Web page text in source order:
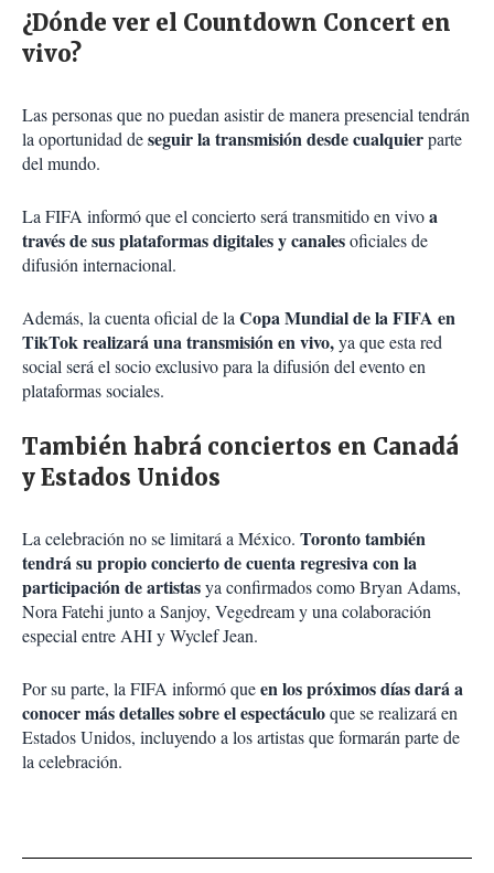
¿Dónde ver el Countdown Concert en
vivo?
Las personas que no puedan asistir de manera presencial tendrán
la oportunidad deseguir la transmisión desde cualquierparte
del mundo.
La FIFA informó que el concierto será transmitido en vivoa
través de sus plataformas digitales y canalesoficiales de
difusión internacional.
Además, la cuenta oficial de laCopa Mundial de la FIFA en
TikTok realizará una transmisión en vivo,ya que esta red
social será el socio exclusivo para la difusión del evento en
plataformas sociales.
También habrá conciertos en Canadá
y Estados Unidos
La celebración no se limitará a México. Toronto también
tendrá su propio concierto de cuenta regresiva con la
participación de artistasya confirmados como Bryan Adams,
Nora Fatehi junto a Sanjoy, Vegedream y una colaboración
especial entre AHI y Wyclef Jean.
Por su parte, la FIFA informó queen los próximos días dará a
conocer más detalles sobre el espectáculoque se realizará en
Estados Unidos, incluyendo a los artistas que formarán parte de
la celebración.